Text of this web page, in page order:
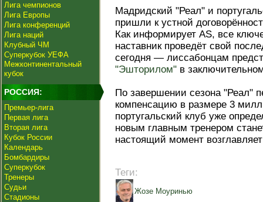
Лига чемпионов
Лига Европы
Лига конференций
Лига наций
Клубный ЧМ
Суперкубок УЕФА
Межконтинентальный
кубок
РОССИЯ:
Премьер-лига
Первая лига
Вторая лига
Кубок России
Календарь
Бомбардиры
Суперкубок
Тренеры
Судьи
Стадионы
Мадридский "Реал" и
пришли к устной
Как информирует AS, все
наставник проведёт свой
сегодня — лиссабонцам
"Эшторилом" в
По завершении сезона "Реал"
компенсацию в размере 3
португальский клуб уже
новым главным тренером
настоящий момент
Теги:
Жозе Моуринью